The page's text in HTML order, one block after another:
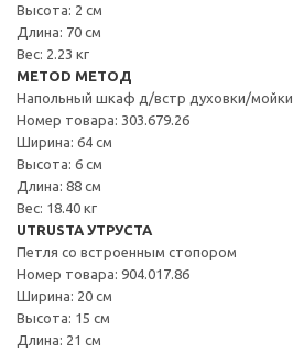
Высота: 2 см
Длина: 70 см
Вес: 2.23 кг
METOD МЕТОД
Напольный шкаф д/встр духовки/мойки
Номер товара: 303.679.26
Ширина: 64 см
Высота: 6 см
Длина: 88 см
Вес: 18.40 кг
UTRUSTA УТРУСТА
Петля со встроенным стопором
Номер товара: 904.017.86
Ширина: 20 см
Высота: 15 см
Длина: 21 см